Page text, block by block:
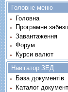
Головне меню
Головна
Програмне
Завантаження
Форум
Курси валют
Навігатор ЗЕД
База документів
Каталог